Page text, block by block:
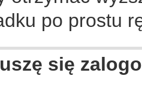
po prostu
się